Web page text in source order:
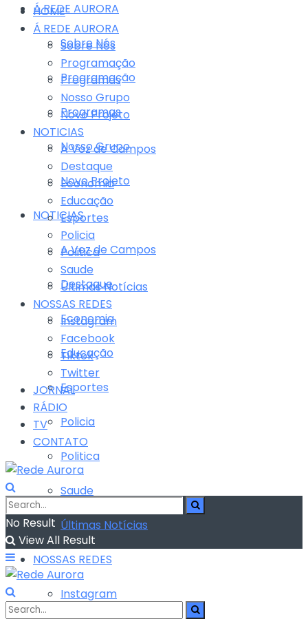
Á REDE AURORA
Sobre Nós
Programação
Programas
Nosso Grupo
Novo Projeto
NOTICIAS
A Voz de Campos
Destaque
Economia
Educação
Esportes
Policia
Politica
Saude
Últimas Notícias
NOSSAS REDES
Instagram
HOME
Á REDE AURORA
Sobre Nós
Programação
Programas
Nosso Grupo
Novo Projeto
NOTICIAS
A Voz de Campos
Destaque
Economia
Educação
Esportes
Policia
Politica
Saude
Últimas Notícias
NOSSAS REDES
Instagram
Facebook
Tiktok
Twitter
JORNAL
RÁDIO
TV
CONTATO
No Result
View All Result